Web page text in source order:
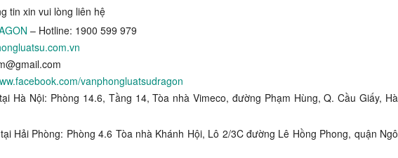
tin xin vui lòng liên hệ
– Hotline: 1900 599 979
vanphongluatsudragon
Hà Nội: Phòng 14.6, Tầng 14, Tòa nhà Vimeco, đường Phạm Hùng, Q. Cầu Giấy, Hà
Hải Phòng: Phòng 4.6 Tòa nhà Khánh Hội, Lô 2/3C đường Lê Hồng Phong, quận Ngô